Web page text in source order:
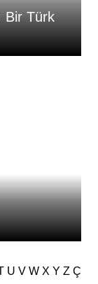
Bir Türk
U V W X Y Z Ç